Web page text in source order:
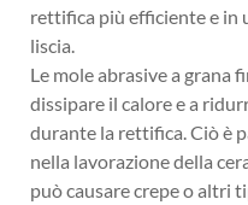
rettifica più efficiente e in
liscia.
Le mole abrasive a grana
dissipare il calore e a
durante la rettifica. Ciò è
nella lavorazione della
può causare crepe o altri